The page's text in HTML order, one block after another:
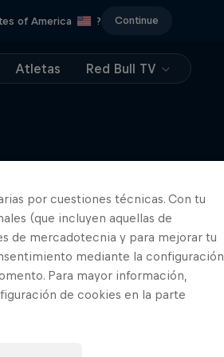
of America ? Continue
Atletas Red Bull TV
similares
por cuestiones técnicas. Con tu
(que incluyen aquellas de
de mercadotecnia y para mejorar tu
mediante la configuración
Para mayor información,
de cookies en la parte